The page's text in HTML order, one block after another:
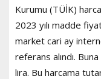
Kurumu (TÜİK)
2023 yılı madde
market cari ay
referans alındı.
lira. Bu harcama